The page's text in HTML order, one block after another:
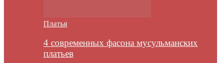
Платья
4 современных фасона мусульманских
платьев